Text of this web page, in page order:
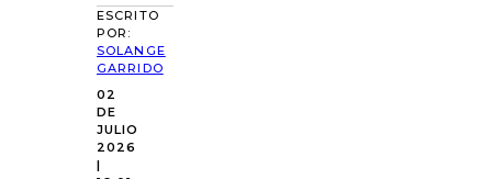
ESCRITO
POR:
SOLANGE
GARRIDO
02
DE
JULIO
2026
|